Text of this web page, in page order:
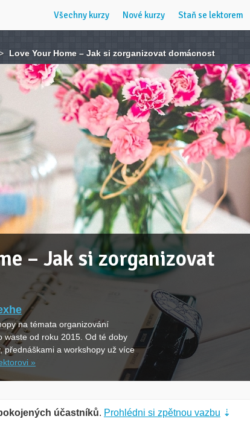
Všechny kurzy Nové kurzy Staň se lektorem
Love Your Home – Jak si zorganizovat domácnost
– Jak si zorganizovat
na témata organizování
waste od roku 2015. Od té doby
přednáškami a workshopy už více
»
účastníků. Prohlédni si zpětnou vazbu ⇣